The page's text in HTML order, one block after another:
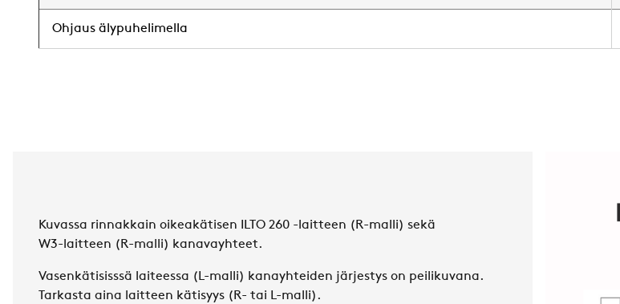
Ohjaus älypuhelimella
Kuvassa rinnakkain oikeakätisen ILTO 260 -laitteen (R-malli) sekä
W3-laitteen (R-malli) kanavayhteet.
Vasenkätisisssä laiteessa (L-malli) kanayhteiden järjestys on peilikuvana.
Tarkasta aina laitteen kätisyys (R- tai L-malli).